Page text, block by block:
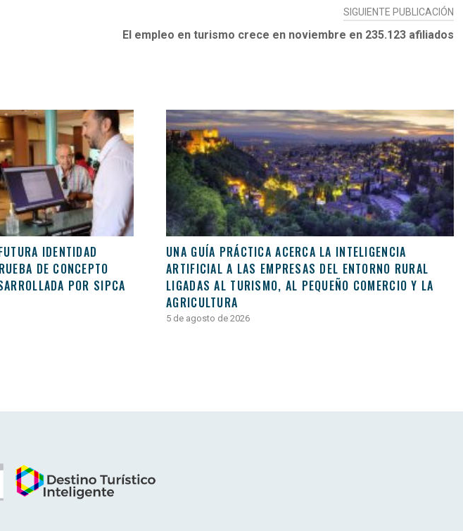
SIGUIENTE PUBLICACIÓN
El empleo en turismo crece en noviembre en 235.123 afiliados
IDENTIDAD
DE CONCEPTO
POR SIPCA
UNA GUÍA PRÁCTICA ACERCA LA INTELIGENCIA
ARTIFICIAL A LAS EMPRESAS DEL ENTORNO RURAL
LIGADAS AL TURISMO, AL PEQUEÑO COMERCIO Y LA
AGRICULTURA
5 de agosto de 2026